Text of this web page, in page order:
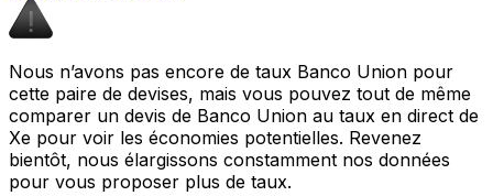
Nous n’avons pas encore de taux Banco Union pour
cette paire de devises, mais vous pouvez tout de même
comparer un devis de Banco Union au taux en direct de
Xe pour voir les économies potentielles. Revenez
bientôt, nous élargissons constamment nos données
pour vous proposer plus de taux.